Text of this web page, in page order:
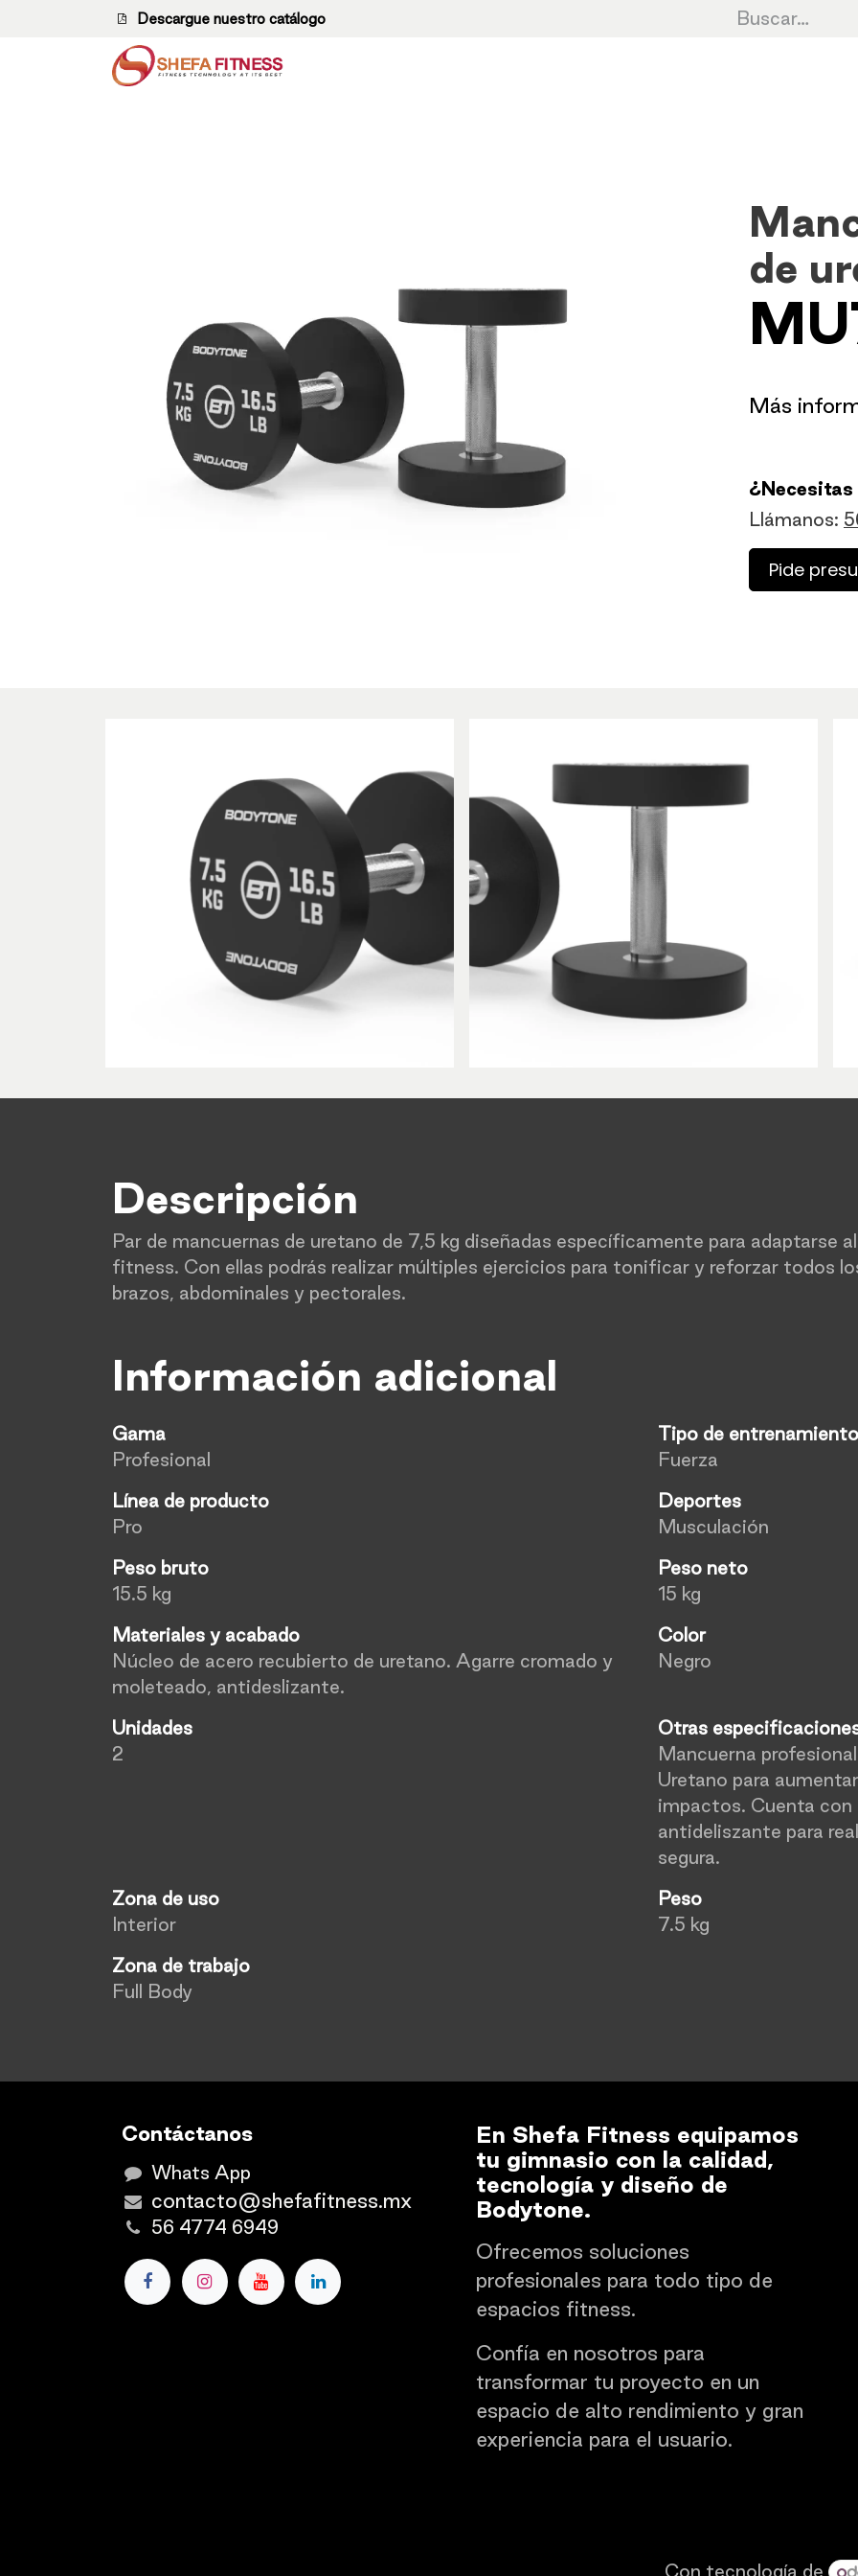
Ir al contenido Descargue nuestro catálogo
de
​Más
Llámanos:
Pide
Descripción
Par de mancuernas de uretano de 7,5 kg diseñadas específicamente para adaptarse
fitness. Con ellas podrás realizar múltiples ejercicios para tonificar y reforzar todos
brazos, abdominales y pectorales.
Información adicional
Gama
Profesional
Tipo de entrenamiento
Fuerza
Línea de producto
Pro
Deportes
Musculación
Peso bruto
15.5 kg
Peso neto
15 kg
Materiales y acabado
Núcleo de acero recubierto de uretano. Agarre cromado y
moleteado, antideslizante.
Color
Negro
Unidades
2
Otras
Mancuerna
Uretano para
impactos. Cuenta con
antideliszante para
segura.
Zona de uso
Interior
Peso
7.5 kg
Zona de trabajo
Full Body
Contáctanos
Whats App
contacto@shefafitness.mx
56 4774 6949
En Shefa Fitness equipamos
tu gimnasio con la calidad,
tecnología y diseño de
Bodytone.
Ofrecemos soluciones
profesionales para todo tipo de
espacios fitness.
Confía en nosotros para
transformar tu proyecto en un
espacio de alto rendimiento y gran
experiencia para el usuario.
Con tecnología de